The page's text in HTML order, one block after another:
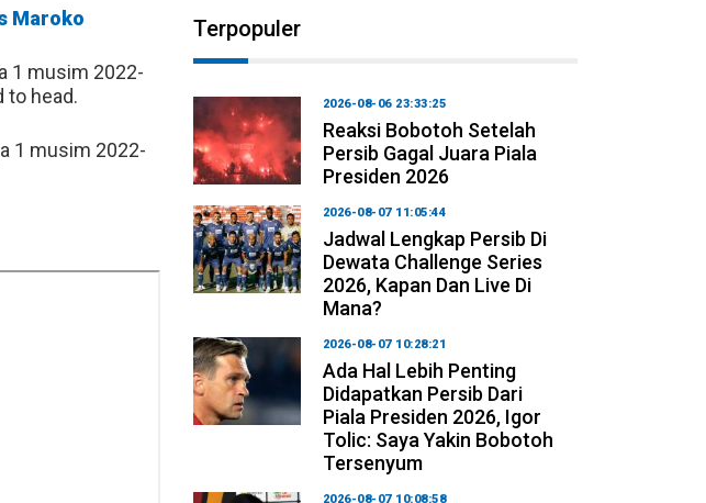
Maroko
1 musim 2022-
to head.
1 musim 2022-
Terpopuler
2026-08-06 23:33:25
Reaksi Bobotoh Setelah
Persib Gagal Juara Piala
Presiden 2026
2026-08-07 11:05:44
Jadwal Lengkap Persib Di
Dewata Challenge Series
2026, Kapan Dan Live Di
Mana?
2026-08-07 10:28:21
Ada Hal Lebih Penting
Didapatkan Persib Dari
Piala Presiden 2026, Igor
Tolic: Saya Yakin Bobotoh
Tersenyum
2026-08-07 10:08:58